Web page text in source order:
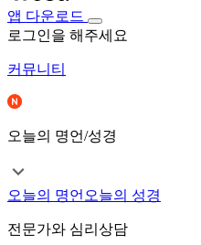
앱 다운로드
로그인을 해주세요
커뮤니티
오늘의 명언/성경
오늘의 명언 오늘의 성경
전문가와 심리상담